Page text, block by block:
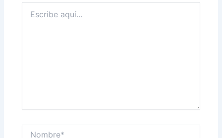
aquí...